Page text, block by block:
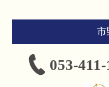
市
053-411-